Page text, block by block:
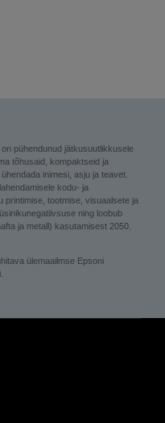
tõhusaid, kompaktseid ja
kodu- ja
tootmise, visuaalsete ja
ning loobub
ja metall) kasutamisest 2050.
ülemaailmse Epsoni